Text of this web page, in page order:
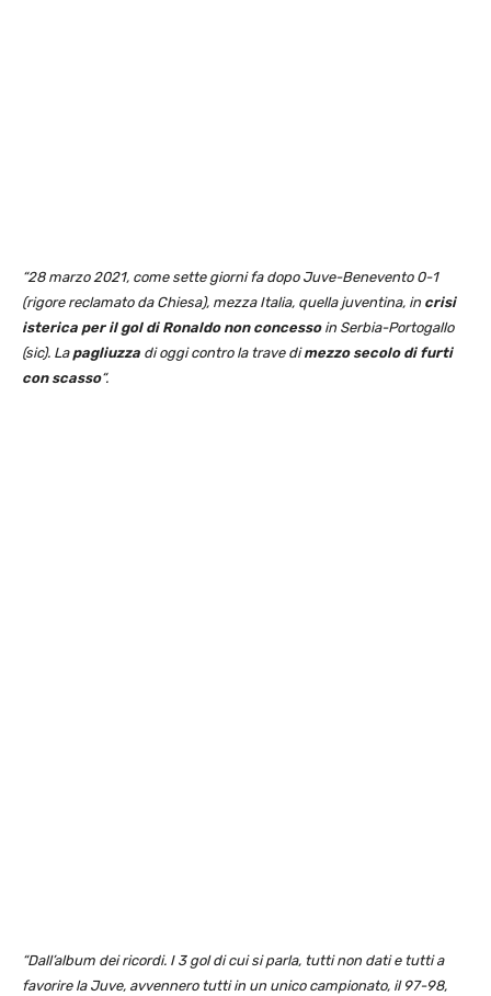
“28 marzo 2021, come sette giorni fa dopo Juve-Benevento 0-1
(rigore reclamato da Chiesa), mezza Italia, quella juventina, in crisi
isterica per il gol di Ronaldo non concessoin Serbia-Portogallo
(sic). La pagliuzza di oggi contro la trave dimezzo secolo di furti
con scasso“.
“Dall’album dei ricordi. I 3 gol di cui si parla, tutti non dati e tutti a
favorire la Juve, avvennero tutti in un unico campionato, il 97-98,